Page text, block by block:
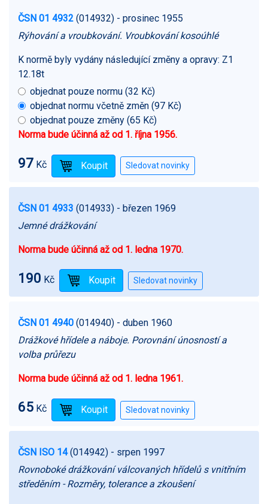
ČSN 01 4932 (014932) - prosinec 1955
Rýhování a vroubkování. Vroubkování kosoúhlé
K normě byly vydány následující změny a opravy: Z1
12.18t
objednat pouze normu (32 Kč)
objednat normu včetně změn (97 Kč)
objednat pouze změny (65 Kč)
Norma bude účinná až od 1. října 1956.
97 Kč
ČSN 01 4933 (014933) - březen 1969
Jemné drážkování
Norma bude účinná až od 1. ledna 1970.
190 Kč
ČSN 01 4940 (014940) - duben 1960
Drážkové hřídele a náboje. Porovnání únosností a
volba průřezu
Norma bude účinná až od 1. ledna 1961.
65 Kč
ČSN ISO 14(014942) - srpen 1997
Rovnoboké drážkování válcovaných hřídelů s vnitřním
středěním - Rozměry, tolerance a zkoušení